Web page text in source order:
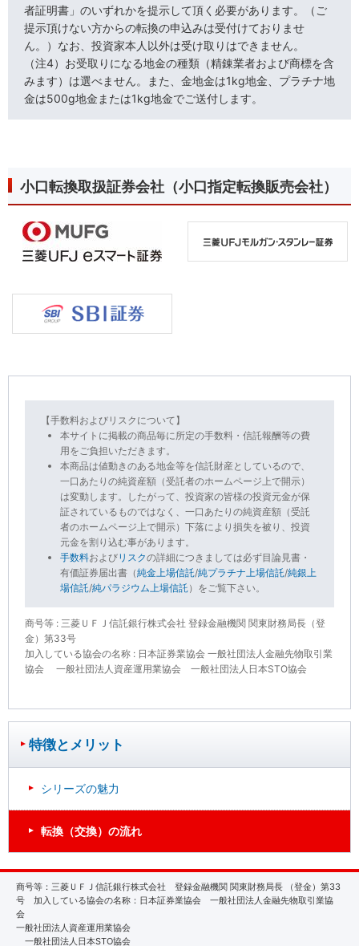
特徴とメリット
シリーズの魅力
転換（交換）の流れ
者証明書」のいずれかを提示して頂く必要があります。（ご
提示頂けない方からの転換の申込みは受付けておりませ
ん。）なお、投資家本人以外は受け取りはできません。
（注4）お受取りになる地金の種類（精錬業者および商標を含
みます）は選べません。また、金地金は1kg地金、プラチナ地
金は500g地金または1kg地金でご送付します。
小口転換取扱証券会社（小口指定転換販売会社）
【手数料およびリスクについて】
本サイトに掲載の商品毎に所定の手数料・信託報酬等の費
用をご負担いただきます。
本商品は値動きのある地金等を信託財産としているので、
一口あたりの純資産額（受託者のホームページ上で開示）
は変動します。したがって、投資家の皆様の投資元金が保
証されているものではなく、一口あたりの純資産額（受託
者のホームページ上で開示）下落により損失を被り、投資
元金を割り込む事があります。
手数料およびリスクの詳細につきましては必ず目論見書・
有価証券届出書（純金上場信託/純プラチナ上場信託/純銀上
場信託/純パラジウム上場信託 ）をご覧下さい。
商号等 : 三菱ＵＦＪ信託銀行株式会社 登録金融機関 関東財務局長（登
金）第33号
加入している協会の名称 : 日本証券業協会 一般社団法人金融先物取引業
協会 一般社団法人資産運用業協会 一般社団法人日本STO協会
商号等：三菱ＵＦＪ信託銀行株式会社 登録金融機関 関東財務局長 （登金）第33
号 加入している協会の名称：日本証券業協会 一般社団法人金融先物取引業協
会
一般社団法人資産運用業協会
一般社団法人日本STO協会